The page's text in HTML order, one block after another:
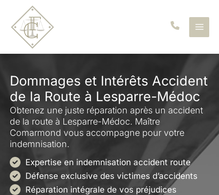
contenu
Dommages et Intérêts Accident
de la Route à Lesparre-Médoc
Obtenez une juste réparation après un accident
de la route à Lesparre-Médoc. Maître
Comarmond vous accompagne pour votre
indemnisation.
Expertise en indemnisation accident route
Défense exclusive des victimes d’accidents
Réparation intégrale de vos préjudices